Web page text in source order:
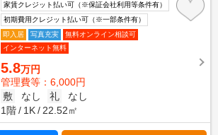
家賃クレジット払い可（※保証会社利用等条件有）
初期費用クレジット払い可（※一部条件有）
即入居
写真充実
無料オンライン相談可
インターネット無料
5.8万円
管理費等：6,000円
敷
なし 礼
なし
1階
1K 22.52㎡